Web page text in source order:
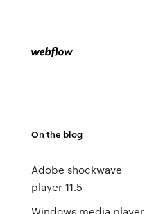
On the blog
Adobe shockwave
player 11.5
Windows media player